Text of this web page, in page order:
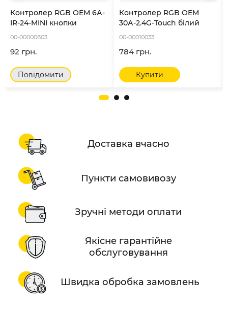
Контролер RGB OEM 6А-
IR-24-MINI кнопки
00-00000803
92 грн.
Повідомити
Контролер RGB OEM
30А-2.4G-Touch білий
00-00010033
784 грн.
Купити
Доставка вчасно
Пункти самовивозу
Зручні методи оплати
Якісне гарантійне
обслуговування
Швидка обробка замовлень